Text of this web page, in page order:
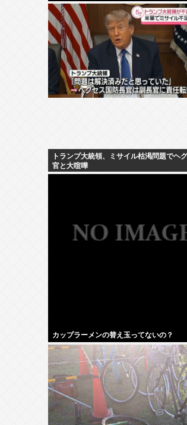
トランプ大統領、ミサイル枯渇問題でヘ
官と大喧嘩
カップラーメンの替え玉ってないの？